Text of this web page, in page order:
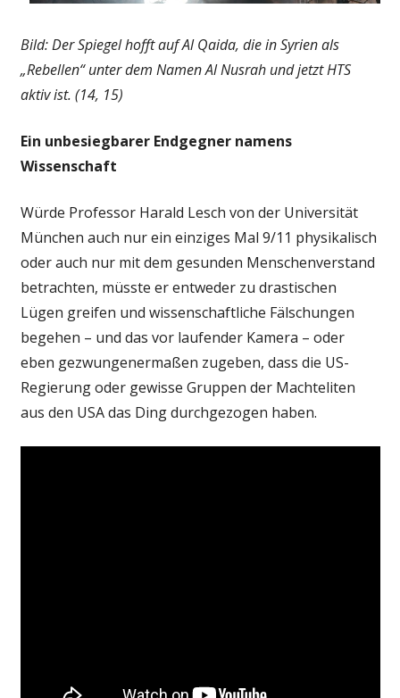
Bild: Der Spiegel hofft auf Al Qaida, die in Syrien als
„Rebellen“ unter dem Namen Al Nusrah und jetzt HTS
aktiv ist. (14, 15)
Ein unbesiegbarer Endgegner namens
Wissenschaft
Würde Professor Harald Lesch von der Universität
München auch nur ein einziges Mal 9/11 physikalisch
oder auch nur mit dem gesunden Menschenverstand
betrachten, müsste er entweder zu drastischen
Lügen greifen und wissenschaftliche Fälschungen
begehen – und das vor laufender Kamera – oder
eben gezwungenermaßen zugeben, dass die US-
Regierung oder gewisse Gruppen der Machteliten
aus den USA das Ding durchgezogen haben.